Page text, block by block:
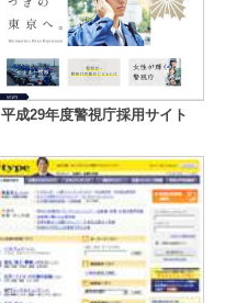
平成29年度警視庁採用サイト